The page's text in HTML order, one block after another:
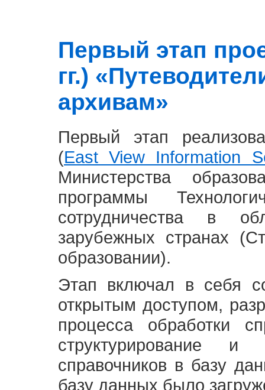
Первый этап
гг.)
архивам»
Первый этап
(East View Information
Министерства
программы
сотрудничества в
зарубежных странах
образовании).
Этап включал в себя
открытым доступом,
процесса обработки
структурирование и
справочников в базу
базу данных было